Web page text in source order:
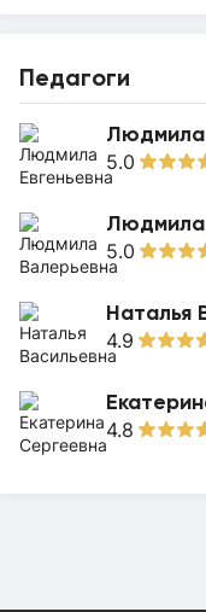
Педагоги
Людмила
5.0
Людмила
5.0
Наталья
4.9
4.8